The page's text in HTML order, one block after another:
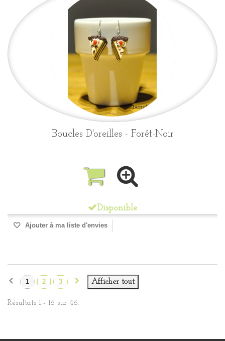
Boucles D'oreilles - Forêt-Noir
Disponible
Ajouter à ma liste d'envies
Afficher tout
1 2 3
Résultats 1 - 16 sur 46.